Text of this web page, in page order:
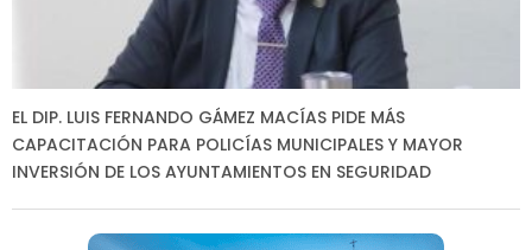
EL DIP. LUIS FERNANDO GÁMEZ MACÍAS PIDE MÁS
CAPACITACIÓN PARA POLICÍAS MUNICIPALES Y MAYOR
INVERSIÓN DE LOS AYUNTAMIENTOS EN SEGURIDAD